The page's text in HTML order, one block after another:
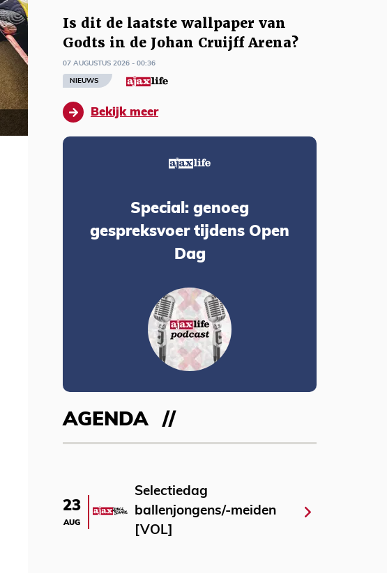
Is dit de laatste wallpaper van
Godts in de Johan Cruijff Arena?
07 AUGUSTUS 2026 - 00:36
NIEUWS
Bekijk meer
Special: genoeg
gespreksvoer tijdens Open
Dag
AGENDA
23
AUG
Selectiedag
ballenjongens/-meiden
[VOL]